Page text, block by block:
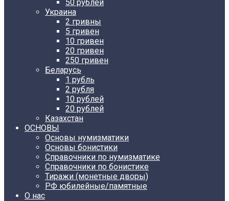
50 рублей
Украина
2 гривны
5 гривен
10 гривен
20 гривен
250 гривен
Беларусь
1 рубль
2 рубля
10 рублей
20 рублей
Казахстан
ОСНОВЫ
Основы нумизматики
Основы бонистики
Справочники по нумизматике
Справочники по бонистике
Тиражи (монетные дворы)
РФ юбилейные/памятные
О нас